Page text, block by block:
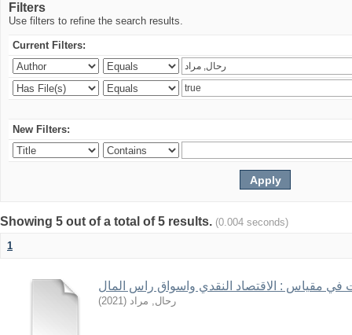
Filters
Use filters to refine the search results.
Current Filters:
New Filters:
Showing 5 out of a total of 5 results. (0.004 seconds)
1
مقياس : الاقتصاد النقدي واسواق راس المال
رحال, مراد (
2021
)